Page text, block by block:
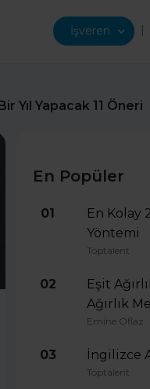
İşveren |
Yıl Yapacak 11 Öneri
En Popüler
01
En Kolay
Yöntemi
Toptalent
02
Eşit
Ağırlık
Emine Oflaz
03 İngilizce
Toptalent